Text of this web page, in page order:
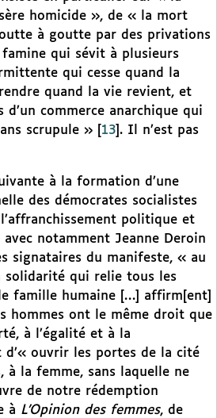
homicide », de « la mort
à goutte par des privations
qui sévit à plusieurs
qui cesse quand la
quand la vie revient, et
d’un commerce anarchique qui
scrupule »
13 . Il n’est pas
à la formation d’une
des démocrates socialistes
politique et
notamment Jeanne Deroin
signataires du manifeste, « au
solidarité qui relie tous les
famille humaine […] affirm[ent]
hommes ont le même droit que
à l’égalité et à la
ouvrir les portes de la cité
à la femme, sans laquelle ne
de notre rédemption
à L’Opinion des femmes, de